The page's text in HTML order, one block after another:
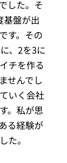
した。そ
基盤が出
す。その
、2を3に
チを作る
せんでし
いく会社
。私が思
る経験が
た。